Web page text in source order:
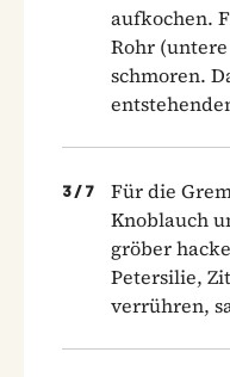
aufkochen.
Rohr
schmoren.
3 / 7
Für die
Knoblauch
gröber
Petersilie,
verrühren,